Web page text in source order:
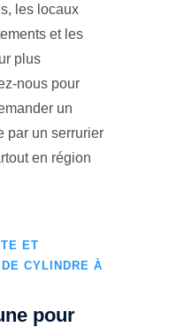
les locaux
et les
plus
nous pour
un
par un serrurier
en région
ET
CYLINDRE À
pour